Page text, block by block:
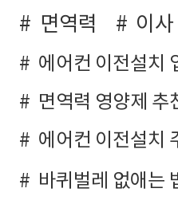
면역력
이사
에어컨 이전설치
면역력 영양제 추
에어컨 이전설치
바퀴벌레 없애는